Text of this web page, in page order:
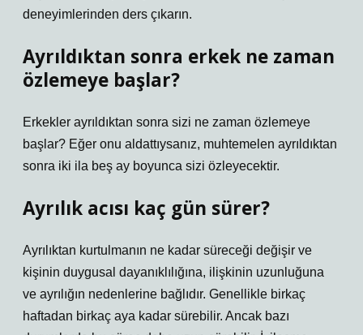
deneyimlerinden ders çıkarın.
Ayrıldıktan sonra erkek ne zaman
özlemeye başlar?
Erkekler ayrıldıktan sonra sizi ne zaman özlemeye
başlar? Eğer onu aldattıysanız, muhtemelen ayrıldıktan
sonra iki ila beş ay boyunca sizi özleyecektir.
Ayrılık acısı kaç gün sürer?
Ayrılıktan kurtulmanın ne kadar süreceği değişir ve
kişinin duygusal dayanıklılığına, ilişkinin uzunluğuna
ve ayrılığın nedenlerine bağlıdır. Genellikle birkaç
haftadan birkaç aya kadar sürebilir. Ancak bazı